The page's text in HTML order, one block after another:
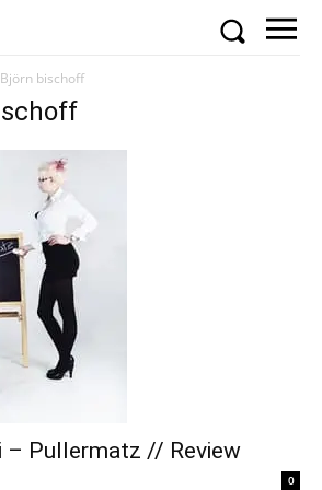
Björn bischoff
– Pullermatz // Review
0